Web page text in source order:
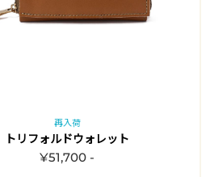
再入荷
トリフォルドウォレット
¥51,700 -